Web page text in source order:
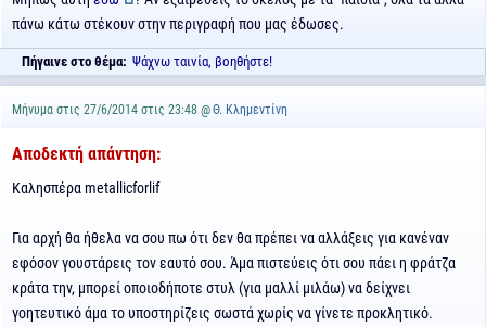
πάνω κάτω στέκουν στην περιγραφή που μας έδωσες.
Πήγαινε στο θέμα: Ψάχνω ταινία, βοηθήστε!
Μήνυμα στις 27/6/2014 στις 23:48 @Θ. Κλημεντίνη
Αποδεκτή απάντηση:
Καλησπέρα metallicforlif
Για αρχή θα ήθελα να σου πω ότι δεν θα πρέπει να αλλάξεις για κανέναν
εφόσον γουστάρεις τον εαυτό σου. Άμα πιστεύεις ότι σου πάει η φράτζα
κράτα την, μπορεί οποιοδήποτε στυλ (για μαλλί μιλάω) να δείχνει
γοητευτικό άμα το υποστηρίζεις σωστά χωρίς να γίνετε προκλητικό.